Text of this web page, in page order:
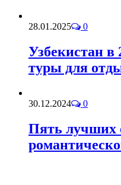
28.01.2025 0
Узбекистан в
туры для
30.12.2024 0
Пять лучших